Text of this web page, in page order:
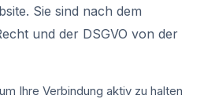
Sie sind nach dem
und der DSGVO von der
um Ihre Verbindung aktiv zu halten